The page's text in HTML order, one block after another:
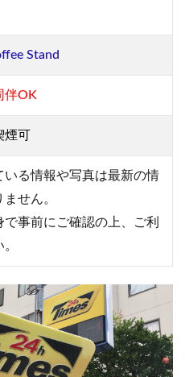
Stand
伴OK
煙可
いる情報や写真は最新の情
せん。
で事前にご確認の上、ご利